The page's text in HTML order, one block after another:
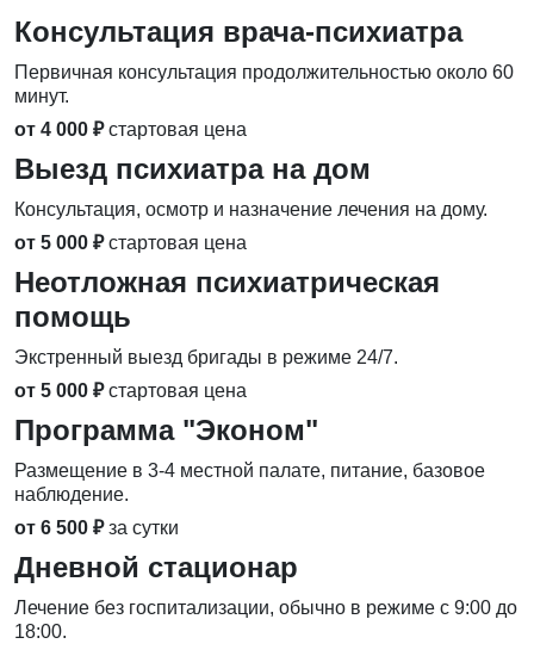
Консультация врача-психиатра
Первичная консультация продолжительностью около 60
минут.
от 4 000 ₽ стартовая цена
Выезд психиатра на дом
Консультация, осмотр и назначение лечения на дому.
от 5 000 ₽ стартовая цена
Неотложная психиатрическая
помощь
Экстренный выезд бригады в режиме 24/7.
от 5 000 ₽ стартовая цена
Программа "Эконом"
Размещение в 3-4 местной палате, питание, базовое
наблюдение.
от 6 500 ₽ за сутки
Дневной стационар
Лечение без госпитализации, обычно в режиме с 9:00 до
18:00.